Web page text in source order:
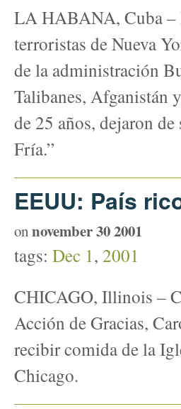
LA HABANA, Cuba –
terroristas de Nueva
de la administración
Talibanes, Afganistán
de 25 años, dejaron
Fría.”
EEUU: País
on november 30 2001
tags: Dec 1, 2001
CHICAGO, Illinois –
Acción de Gracias,
recibir comida de la
Chicago.